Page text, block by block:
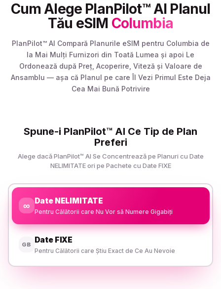
Cum Alege PlanPilot™ AI Planul
Tău eSIM Columbia
PlanPilot™ AI Compară Planurile eSIM pentru Columbia de
la Mai Mulți Furnizori din Toată Lumea și apoi Le
Ordonează după Preț, Acoperire, Viteză și Valoare de
Ansamblu — așa că Planul pe care Îl Vezi Primul Este Deja
Cea Mai Bună Potrivire
Spune-i PlanPilot™ AI Ce Tip de Plan
Preferi
Alege dacă PlanPilot™ AI Se Concentrează pe Planuri cu Date
NELIMITATE ori pe Pachete cu Date FIXE
∞ Date NELIMITATE
Pentru Călătorii care Nu Vor să Numere Gigabiți
GB Date FIXE
Pentru Călătorii care Știu Exact de Ce Au Nevoie